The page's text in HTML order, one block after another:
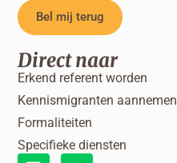
Bel mij terug
Direct naar
Erkend referent worden
Kennismigranten aannemen
Formaliteiten
Specifieke diensten